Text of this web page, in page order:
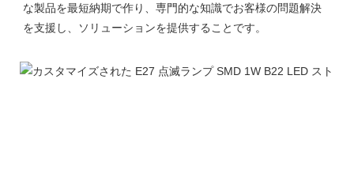
な製品を最短納期で作り、専門的な知識でお客様の問題解決